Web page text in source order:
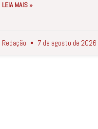
LEIA MAIS »
Redação 7 de agosto de 2026